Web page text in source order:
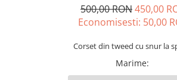
500,00 RON450,00
Economisesti: 50,00
Corset din tweed cu snur la
Marime: